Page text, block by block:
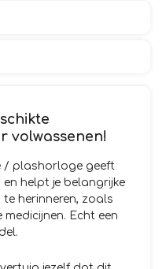
volwassenen!
/ plashorloge geeft
helpt je belangrijke
herinneren, zoals
Echt een